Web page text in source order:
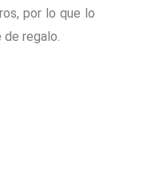
por lo que lo
de regalo.